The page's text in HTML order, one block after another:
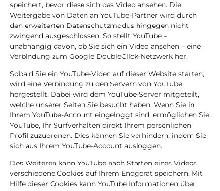
speichert, bevor diese sich das Video ansehen. Die
Weitergabe von Daten an YouTube-Partner wird durch
den erweiterten Datenschutzmodus hingegen nicht
zwingend ausgeschlossen. So stellt YouTube –
unabhängig davon, ob Sie sich ein Video ansehen – eine
Verbindung zum Google DoubleClick-Netzwerk her.
Sobald Sie ein YouTube-Video auf dieser Website starten,
wird eine Verbindung zu den Servern von YouTube
hergestellt. Dabei wird dem YouTube-Server mitgeteilt,
welche unserer Seiten Sie besucht haben. Wenn Sie in
Ihrem YouTube-Account eingeloggt sind, ermöglichen Sie
YouTube, Ihr Surfverhalten direkt Ihrem persönlichen
Profil zuzuordnen. Dies können Sie verhindern, indem Sie
sich aus Ihrem YouTube-Account ausloggen.
Des Weiteren kann YouTube nach Starten eines Videos
verschiedene Cookies auf Ihrem Endgerät speichern. Mit
Hilfe dieser Cookies kann YouTube Informationen über